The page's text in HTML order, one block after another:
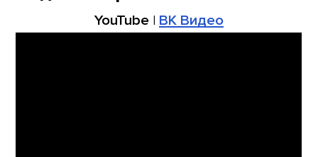
YouTube | ВК Видео